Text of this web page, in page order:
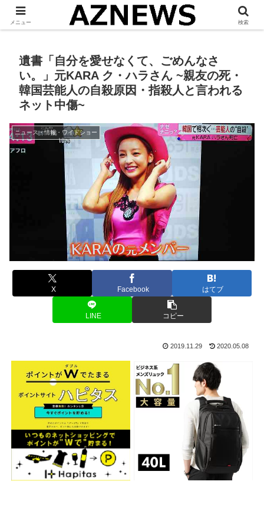
「 見たい・役立つ・面白い 」をお伝えします。
遺書「自分を愛せなくて、ごめんなさ
い。」元KARA ク・ハラさん ~親友の死・
韓国芸能人の自殺原因・指殺人と言われる
ネット中傷~
ニュース・情報・ワイドショー
X Facebook はてブ
LINE コピー
2019.11.29 2020.05.08
メニュー 検索